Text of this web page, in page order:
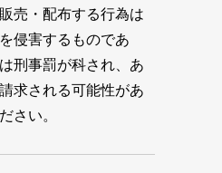
売・配布する行為は
侵害するものであ
刑事罰が科され、あ
求される可能性があ
さい。